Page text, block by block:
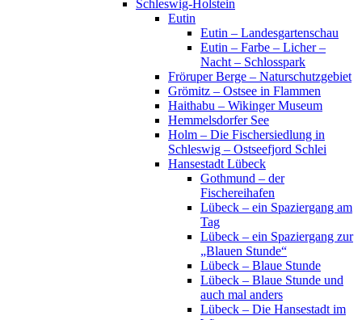
Schleswig-Holstein
Eutin
Eutin – Landesgartenschau
Eutin – Farbe – Licher –
Nacht – Schlosspark
Fröruper Berge – Naturschutzgebiet
Grömitz – Ostsee in Flammen
Haithabu – Wikinger Museum
Hemmelsdorfer See
Holm – Die Fischersiedlung in
Schleswig – Ostseefjord Schlei
Hansestadt Lübeck
Gothmund – der
Fischereihafen
Lübeck – ein Spaziergang am
Tag
Lübeck – ein Spaziergang zur
„Blauen Stunde“
Lübeck – Blaue Stunde
Lübeck – Blaue Stunde und
auch mal anders
Lübeck – Die Hansestadt im